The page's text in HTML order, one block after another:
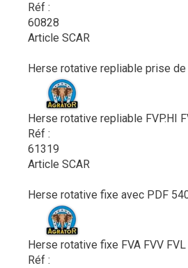
Réf :
60828
Article SCAR
Herse rotative repliable prise
Herse rotative repliable FVP.HI
Réf :
61319
Article SCAR
Herse rotative fixe avec PDF
Herse rotative fixe FVA FVV
Réf :